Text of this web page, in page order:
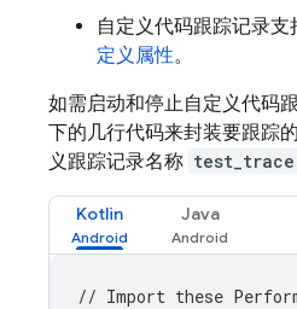
自定义代码跟踪记录支
定义属性。
如需启动和停止自定义代码
下的几行代码来封装要跟踪
义跟踪记录名称 test_trace
Kotlin Java
// Import these